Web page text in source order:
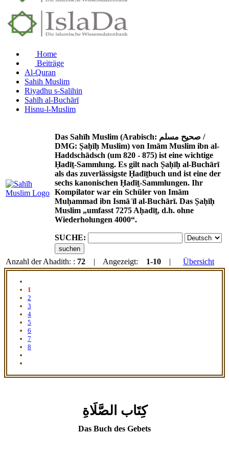
Home
Beiträge
Al-Quran
Sahih Muslim
Riyadhu s-Salihin
Sahīh al-Buchārī
Hisnu-l-Muslim
Das Sahīh Muslim (Arabisch: صحيح مسلم /
DMG: Ṣaḥīḥ Muslim) von Imām Muslim ibn al-
Haddschādsch (um 820 - 875) ist eine wichtige
Ḥadīṯ-Sammlung. Es gilt nach Ṣaḥīḥ al-Buchārī
als das zuverlässigste Ḥadīṯbuch und ist eine der
sechs kanonischen Ḥadīṯ-Sammlungen. Ihr
Kompilator war ein Schüler von Imām
Muḥammad ibn Ismāʿīl al-Buchārī. Das Ṣaḥīḥ
Muslim „umfasst 7275 Aḥadīṯ, d.h. ohne
Wiederholungen 4000“.
SUCHE:
Anzahl der Ahadith: : 72 | Angezeigt: 1-10 | Übersicht
1
2
3
4
5
6
7
8
كِتَاب الصَّلَاةِ
Das Buch des Gebets